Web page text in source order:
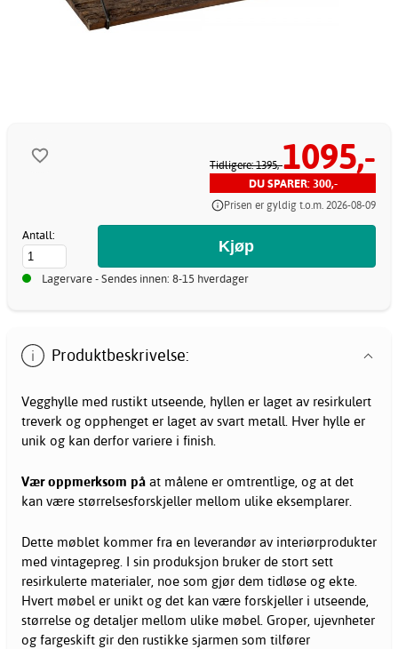
Tidligere: 1395,-1095,-
DU SPARER: 300,-
Prisen er gyldig t.o.m. 2026-08-09
Antall:
Lagervare - Sendes innen: 8-15 hverdager
Produktbeskrivelse:
Vegghylle med rustikt utseende, hyllen er laget av resirkulert
treverk og opphenget er laget av svart metall. Hver hylle er
unik og kan derfor variere i finish.
Vær oppmerksom på at målene er omtrentlige, og at det
kan være størrelsesforskjeller mellom ulike eksemplarer.
Dette møblet kommer fra en leverandør av interiørprodukter
med vintagepreg. I sin produksjon bruker de stort sett
resirkulerte materialer, noe som gjør dem tidløse og ekte.
Hvert møbel er unikt og det kan være forskjeller i utseende,
størrelse og detaljer mellom ulike møbel. Groper, ujevnheter
og fargeskift gir den rustikke sjarmen som tilfører